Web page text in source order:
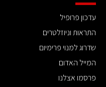
עדכון פרופיל
התראות וניוזלטרים
שדרוג למנוי פרימיום
המייל האדום
פרסמו אצלנו